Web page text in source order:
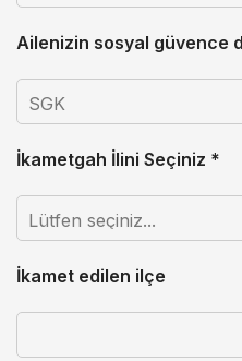
Ailenizin sosyal güvence
İkametgah İlini Seçiniz *
İkamet edilen ilçe